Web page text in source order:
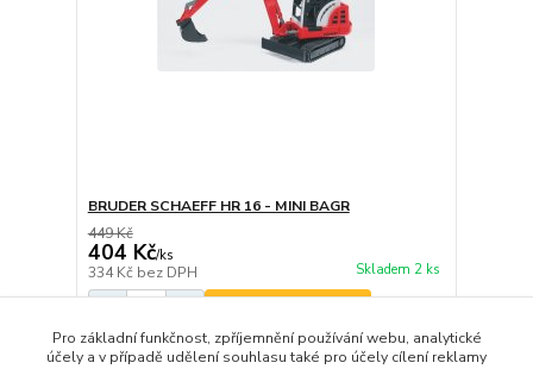
BRUDER SCHAEFF HR 16 - MINI BAGR
449 Kč
404 Kč/ks
334 Kč bez DPH Skladem 2 ks
Pro základní funkčnost, zpříjemnění používání webu, analytické
účely a v případě udělení souhlasu také pro účely cílení reklamy